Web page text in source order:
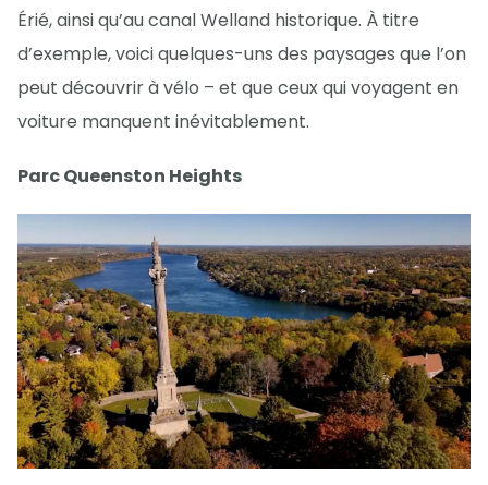
Érié, ainsi qu’au canal Welland historique. À titre
d’exemple, voici quelques-uns des paysages que l’on
peut découvrir à vélo – et que ceux qui voyagent en
voiture manquent inévitablement.
Parc Queenston Heights